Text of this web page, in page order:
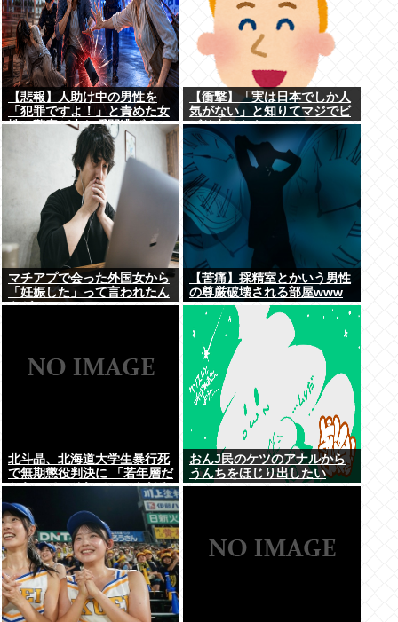
【悲報】人助け中の男性を
「犯罪ですよ！」と責めた女
性、警察が来た瞬間逃げる
【衝撃】「実は日本でしか人
気がない」と知りてマジでビ
ビり申したもの
wywwywyywywywywywyw
ywyw
マチアプで会った外国女から
「妊娠した」って言われたん
やが・・・
【苦痛】採精室とかいう男性
の尊厳破壊される部屋www
北斗晶、北海道大学生暴行死
で無期懲役判決に 「若年層だ
からって、それでいいんだろ
うか」
おんJ民のケツのアナルから
うんちをほじり出したい